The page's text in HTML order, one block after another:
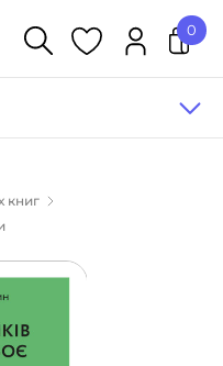
(527)
0
книг